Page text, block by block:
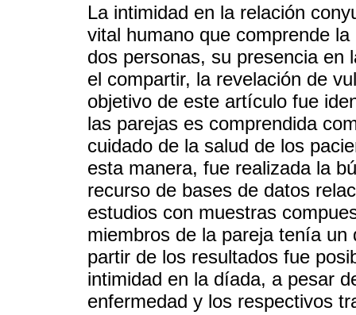
La intimidad en la relación
vital humano que comprende
dos personas, su presencia en
el compartir, la revelación de
objetivo de este artículo fue
las parejas es comprendida
cuidado de la salud de los
esta manera, fue realizada la
recurso de bases de datos
estudios con muestras
miembros de la pareja tenía
partir de los resultados fue
intimidad en la díada, a pesar
enfermedad y los respectivos